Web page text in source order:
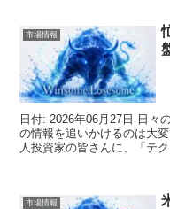
市場情報
日付: 2026年06月27日 日々
の情報を追いかけるのは大
人投資家の皆さんに、「テク
市場情報